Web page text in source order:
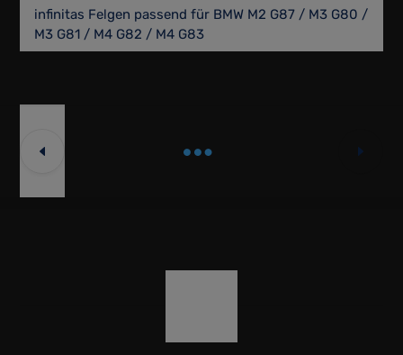
infinitas Felgen passend für BMW M2 G87 / M3 G80 /
M3 G81 / M4 G82 / M4 G83